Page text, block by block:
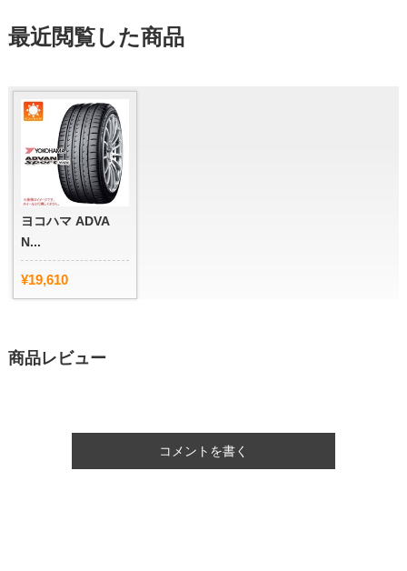
最近閲覧した商品
ヨコハマ ADVA
N...
¥19,610
商品レビュー
コメントを書く